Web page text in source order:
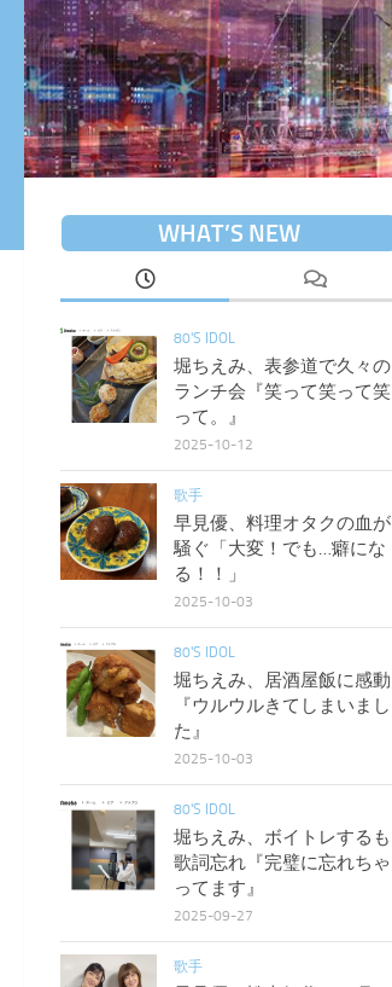
WHAT’S NEW
80'S IDOL
堀ちえみ、表参道で久々の
ランチ会『笑って笑って笑
って。』
2025-10-12
歌手
早見優、料理オタクの血が
騒ぐ「大変！でも…癖にな
る！！」
2025-10-03
80'S IDOL
堀ちえみ、居酒屋飯に感動
『ウルウルきてしまいまし
た』
2025-10-03
80'S IDOL
堀ちえみ、ボイトレするも
歌詞忘れ『完璧に忘れちゃ
ってます』
2025-09-27
歌手